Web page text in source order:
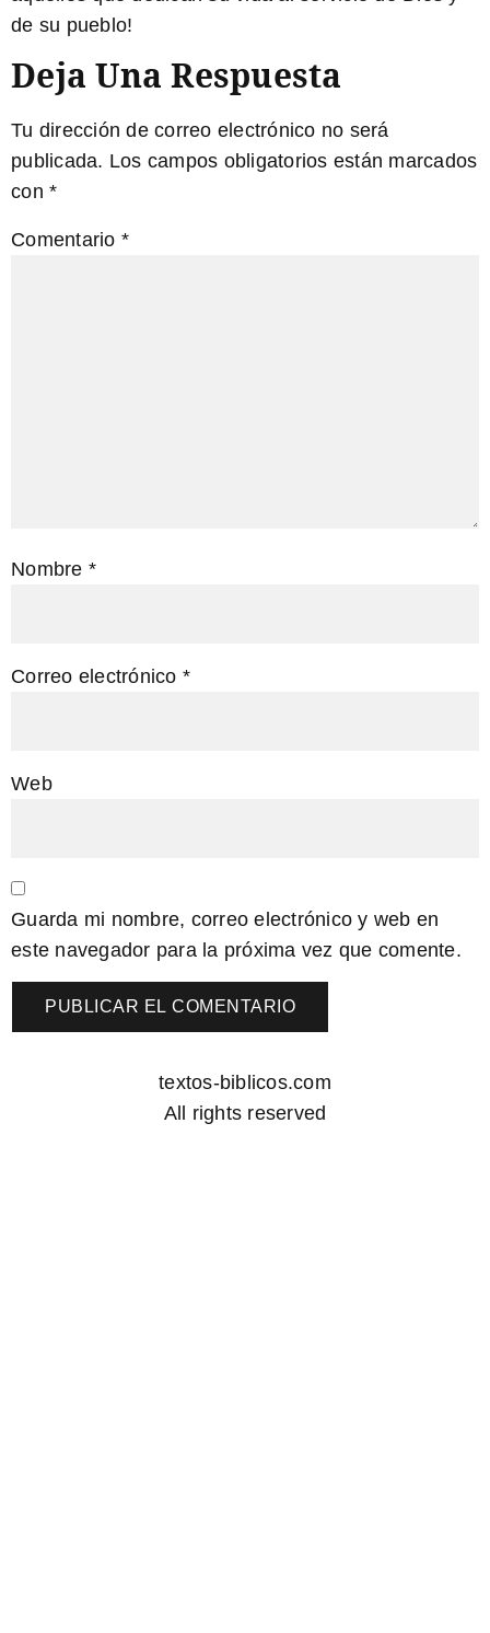
de su pueblo!
Deja Una Respuesta
Tu dirección de correo electrónico no será
publicada. Los campos obligatorios están marcados
con *
Comentario *
Nombre *
Correo electrónico *
Web
Guarda mi nombre, correo electrónico y web en
este navegador para la próxima vez que comente.
textos-biblicos.com
All rights reserved